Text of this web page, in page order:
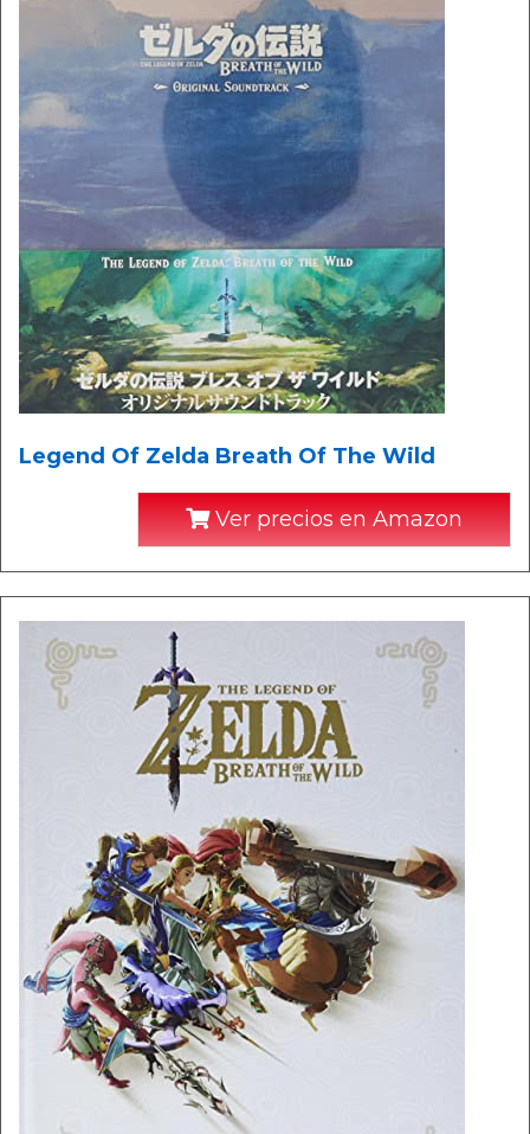
Legend Of Zelda Breath Of The Wild
Ver precios en Amazon